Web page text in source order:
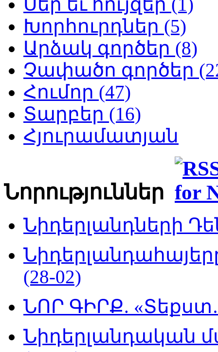
Խորհուրդներ (5)
Արձակ գործեր (8)
Չափածո գործեր
Հումոր (47)
Տարբեր (16)
Հյուրամատյան
Նորություններ
Նիդերլանդների
(28-02)
ՆՈՐ ԳԻՐՔ.
Նիդերլանդական